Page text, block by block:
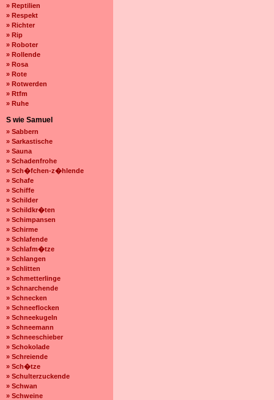
» Reptilien
» Respekt
» Richter
» Rip
» Roboter
» Rollende
» Rosa
» Rote
» Rotwerden
» Rtfm
» Ruhe
S wie Samuel
» Sabbern
» Sarkastische
» Sauna
» Schadenfrohe
» Sch�fchen-z�hlende
» Schafe
» Schiffe
» Schilder
» Schildkr�ten
» Schimpansen
» Schirme
» Schlafende
» Schlafm�tze
» Schlangen
» Schlitten
» Schmetterlinge
» Schnarchende
» Schnecken
» Schneeflocken
» Schneekugeln
» Schneemann
» Schneeschieber
» Schokolade
» Schreiende
» Sch�tze
» Schulterzuckende
» Schwan
» Schweine